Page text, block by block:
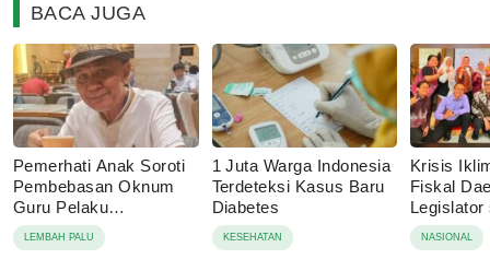
BACA JUGA
Pemerhati Anak Soroti
Pembebasan Oknum
Guru Pelaku
Pencabulan, Desak
Proses Hukum
LEMBAH PALU
1 Juta Warga Indonesia
Terdeteksi Kasus Baru
Diabetes
KESEHATAN
Krisis
Fiskal
Legislator
Dorong
NASIONAL